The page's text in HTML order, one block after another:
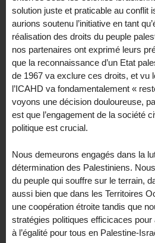
solution juste et praticable au conflit
aurions soutenu l’initiative en tant
réalisation des droits du peuple
nos partenaires ont exprimé leurs
que la reconnaissance d’un Etat
de 1967 va exclure ces droits, et vu
l’ICAHD va fondamentalement «
voyons une décision douloureuse,
est que l’engagement de la société
politique est crucial.
Nous demeurons engagés dans la
détermination des Palestiniens.
du peuple qui souffre sur le terrain,
aussi bien que dans les Territoires
une coopération étroite tandis que
stratégies politiques efficicaces
à l’égalité pour tous en Palestine-